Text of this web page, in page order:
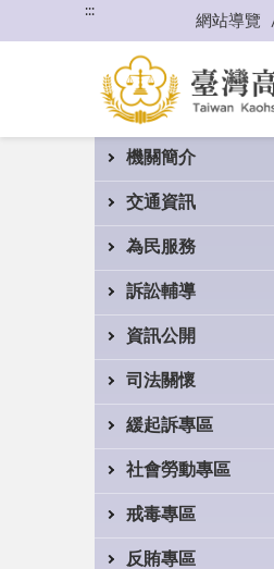
:::
網站導覽
機關簡介
交通資訊
為民服務
訴訟輔導
資訊公開
司法關懷
緩起訴專區
社會勞動專區
戒毒專區
反賄專區